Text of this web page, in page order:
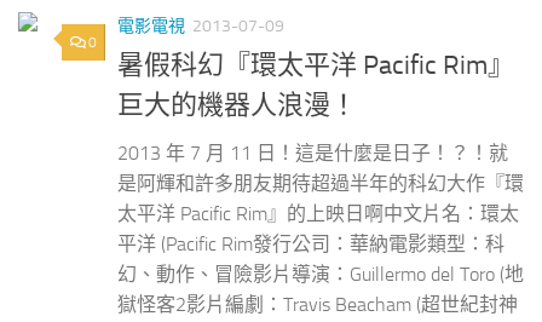
0
電影電視 2013-07-09
暑假科幻『環太平洋 Pacific Rim』
巨大的機器人浪漫！
2013 年 7 月 11 日！這是什麼是日子！？！就
是阿輝和許多朋友期待超過半年的科幻大作『環
太平洋 Pacific Rim』的上映日啊中文片名：環太
平洋 (Pacific Rim發行公司：華納電影類型：科
幻、動作、冒險影片導演：Guillermo del Toro (地
獄怪客2影片編劇：Travis Beacham (超世紀封神